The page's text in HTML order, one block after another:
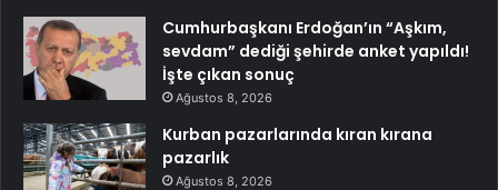
Cumhurbaşkanı Erdoğan’ın “Aşkım,
sevdam” dediği şehirde anket yapıldı!
İşte çıkan sonuç
Ağustos 8, 2026
Kurban pazarlarında kıran kırana
pazarlık
Ağustos 8, 2026